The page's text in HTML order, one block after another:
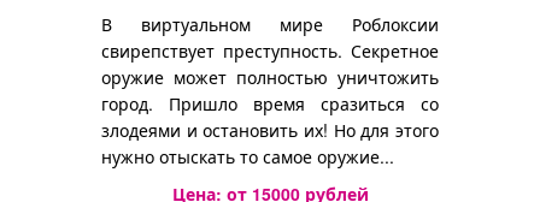
В виртуальном мире Роблоксии
свирепствует преступность. Секретное
оружие может полностью уничтожить
город. Пришло время сразиться со
злодеями и остановить их! Но для этого
нужно отыскать то самое оружие...
Цена: от 15000рублей